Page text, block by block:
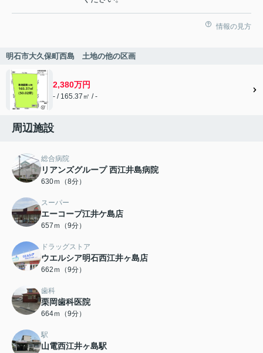
情報の見方
明石市大久保町西島 土地の他の区画
2,380万円
- / 165.37㎡ / -
周辺施設
総合病院
リアンズグループ 西江井島病院
630ｍ（8分）
スーパー
エーコープ江井ケ島店
657ｍ（9分）
ドラッグストア
ウエルシア明石西江井ヶ島店
662ｍ（9分）
歯科
栗岡歯科医院
664ｍ（9分）
駅
山電西江井ヶ島駅